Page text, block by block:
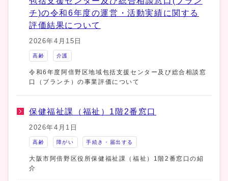
チ)の令和6年度の運営・活動実績に関する
評価結果について
2026年4月15日
高齢 介護
令和6年度阿倍野区地域包括支援センター及び総合相談窓
口（ブランチ）の事業評価について
保健福祉課（福祉）1階2番窓口
2026年4月1日
高齢 障がい 手続き・届出する
大阪市阿倍野区役所保健福祉課（福祉）1階2番窓口の紹
介